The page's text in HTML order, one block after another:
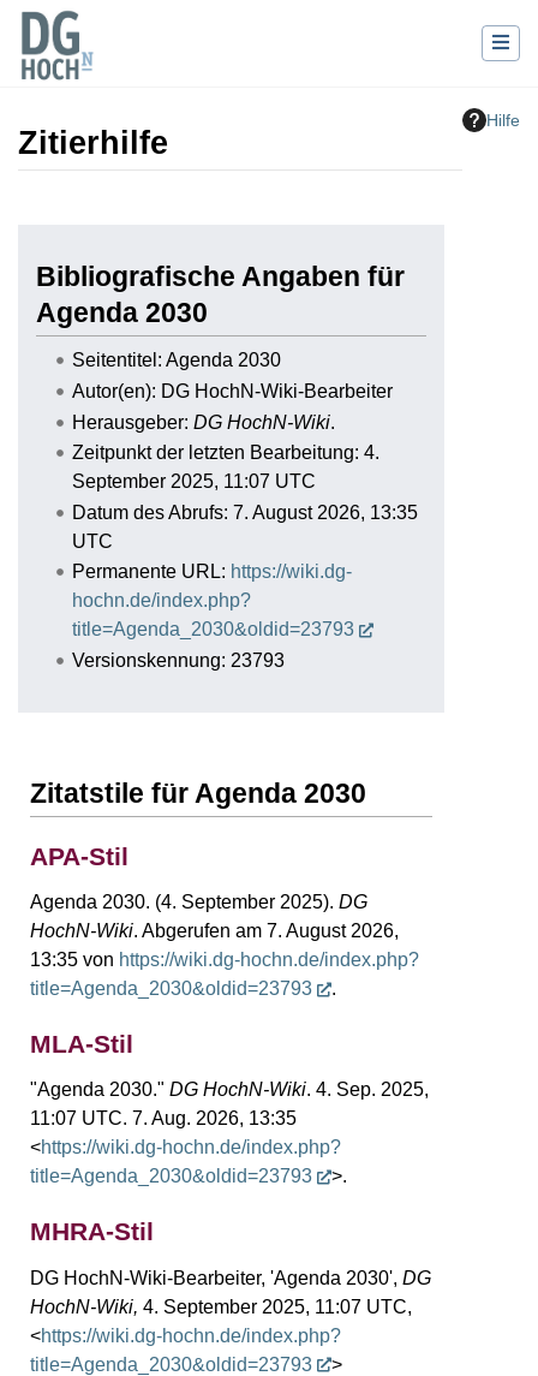
Hilfe
Zitierhilfe
Bibliografische Angaben für
Agenda 2030
Seitentitel: Agenda 2030
Autor(en): DG HochN-Wiki-Bearbeiter
Herausgeber: DG HochN-Wiki.
Zeitpunkt der letzten Bearbeitung: 4.
September 2025, 11:07 UTC
Datum des Abrufs: 7. August 2026, 13:35
UTC
Permanente URL: https://wiki.dg-
hochn.de/index.php?
title=Agenda_2030&oldid=23793
Versionskennung: 23793
Zitatstile für Agenda 2030
APA-Stil
Agenda 2030. (4. September 2025). DG
HochN-Wiki. Abgerufen am 7. August 2026,
13:35 von https://wiki.dg-hochn.de/index.php?
title=Agenda_2030&oldid=23793
.
MLA-Stil
"Agenda 2030." DG HochN-Wiki. 4. Sep. 2025,
11:07 UTC. 7. Aug. 2026, 13:35
<https://wiki.dg-hochn.de/index.php?
title=Agenda_2030&oldid=23793
>.
MHRA-Stil
DG HochN-Wiki-Bearbeiter, 'Agenda 2030', DG
HochN-Wiki, 4. September 2025, 11:07 UTC,
<https://wiki.dg-hochn.de/index.php?
title=Agenda_2030&oldid=23793
>